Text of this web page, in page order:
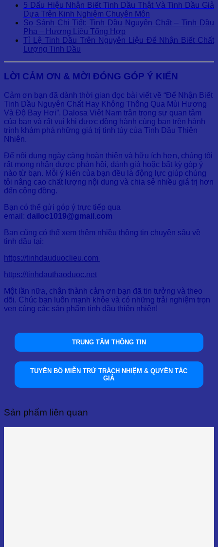
5 Dấu Hiệu Nhận Biết Tinh Dầu Thật Và Tinh Dầu Giả
Dựa Trên Kinh Nghiệm Chuyên Môn
So Sánh Chi Tiết: Tinh Dầu Nguyên Chất – Tinh Dầu
Pha – Hương Liệu Tổng Hợp
Tỉ Lệ Tinh Dầu Trên Nguyên Liệu Để Nhận Biết Chất
Lượng Tinh Dầu
LỜI CẢM ƠN & MỜI ĐÓNG GÓP Ý KIẾN
Cảm ơn bạn đã dành thời gian đọc bài viết về “Để Nhận Biết
Tinh Dầu Nguyên Chất Hay Không Thông Qua Mùi Hương
Và Độ Bay Hơi”. Dalosa Việt Nam trân trọng sự quan tâm
của bạn và rất vui khi được đồng hành cùng bạn trên hành
trình khám phá những giá trị tinh túy của Tinh Dầu Thiên
Nhiên.
Để nội dung ngày càng hoàn thiện và hữu ích hơn, chúng tôi
rất mong nhận được phản hồi, đánh giá hoặc bất kỳ góp ý
nào từ bạn. Mỗi ý kiến của bạn đều là động lực giúp chúng
tôi nâng cao chất lượng nội dung và chia sẻ nhiều giá trị hơn
đến cộng đồng.
Bạn có thể gửi góp ý trực tiếp qua
email: dailoc1019@gmail.com
Bạn cũng có thể xem thêm nhiều thông tin chuyên sâu về
tinh dầu tại:
https://tinhdauduoclieu.com
https://tinhdauthaoduoc.net
Một lần nữa, chân thành cảm ơn bạn đã tin tưởng và theo
dõi. Chúc bạn luôn mạnh khỏe và có những trải nghiệm trọn
vẹn cùng các sản phẩm tinh dầu thiên nhiên!
TRUNG TÂM THÔNG TIN
TUYÊN BỐ MIỄN TRỪ TRÁCH NHIỆM & QUYỀN TÁC
GIẢ
Sản phẩm liên quan